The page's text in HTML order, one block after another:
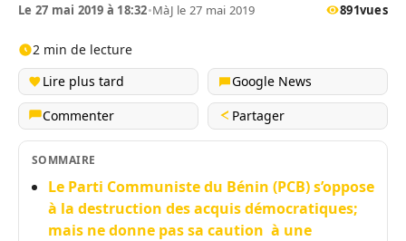
Le 27 mai 2019 à 18:32•MàJ le 27 mai 2019 891vues
2 min de lecture
Lire plus tard
Google News
Commenter
Partager
SOMMAIRE
Le Parti Communiste du Bénin (PCB) s’oppose
à la destruction des acquis démocratiques;
mais ne donne pas sa caution à une